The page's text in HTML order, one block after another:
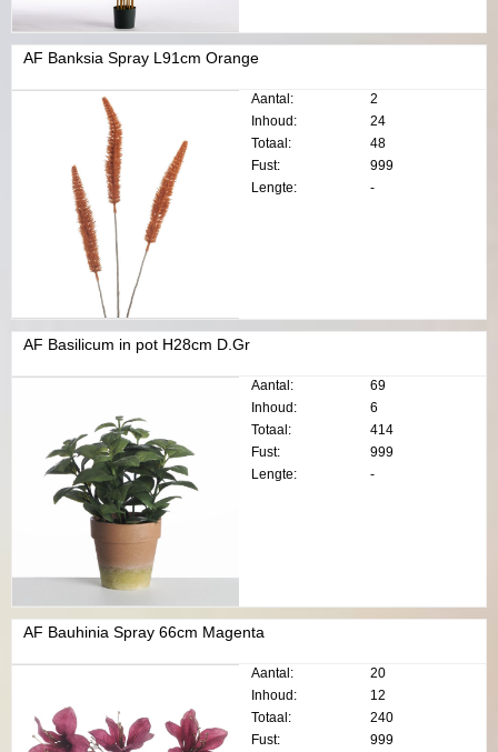
AF Banksia Spray L91cm Orange
Aantal:
2
Inhoud:
24
Totaal:
48
Fust:
999
Lengte:
-
AF Basilicum in pot H28cm D.Gr
Aantal:
69
Inhoud:
6
Totaal:
414
Fust:
999
Lengte:
-
AF Bauhinia Spray 66cm Magenta
Aantal:
20
Inhoud:
12
Totaal:
240
Fust:
999